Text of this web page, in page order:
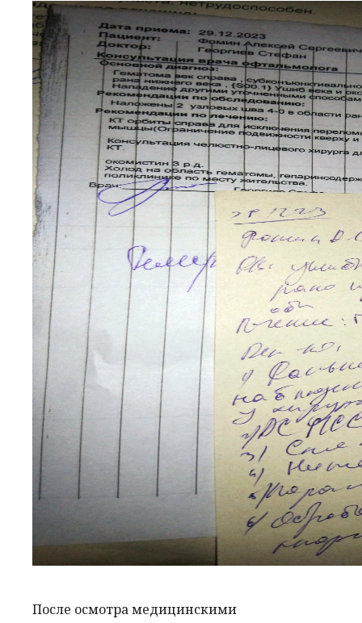
После осмотра медицинскими